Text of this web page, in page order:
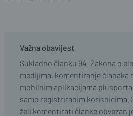
Važna obavijest
Sukladno članku 94. Zakona o
medijima, komentiranje članaka
mobilnim aplikacijama
samo registriranim korisnicima.
želi komentirati članke obvezan